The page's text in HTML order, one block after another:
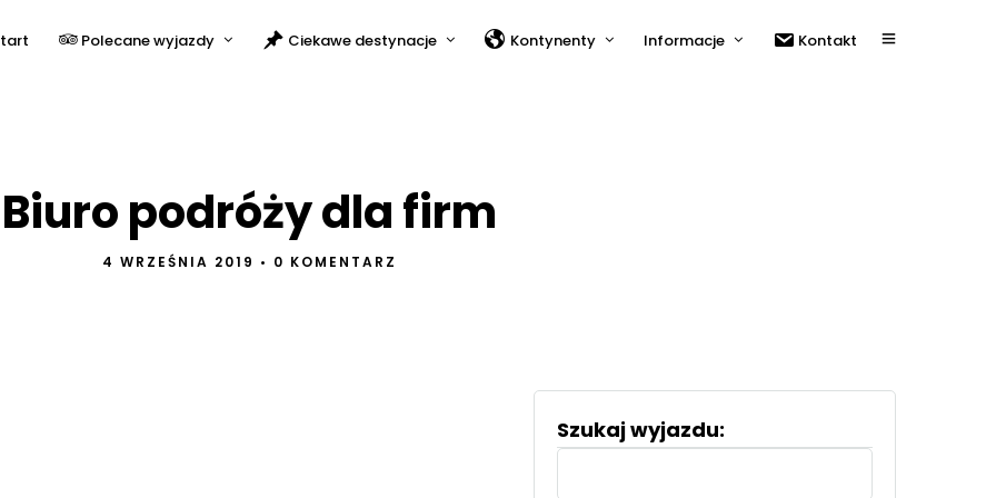
Polecane wyjazdy Ciekawe destynacje Kontynenty Informacje Kontakt
Biuro podróży dla firm
4 WRZEŚNIA 2019 • 0 KOMENTARZ
Szukaj wyjazdu:
Szukaj: